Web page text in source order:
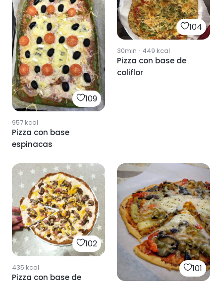
109
957kcal
Pizza con base
espinacas
104
30min · 449 kcal
Pizza con base de
coliflor
102
435 kcal
Pizza con base de
101